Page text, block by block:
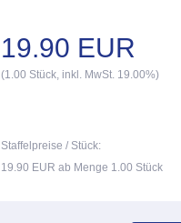
19.90 EUR
(1.00 Stück, inkl. MwSt. 19.00%)
Staffelpreise / Stück:
19.90 EUR ab Menge 1.00 Stück